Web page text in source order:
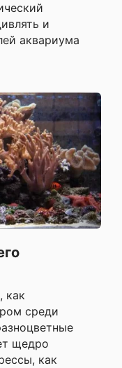
и
аквариума
как
среди
щедро
как